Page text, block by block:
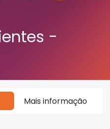
-
Mais informação